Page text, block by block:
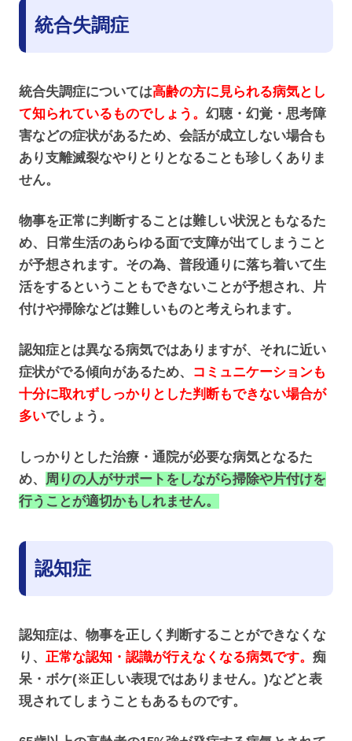
統合失調症
統合失調症については高齢の方に見られる病気とし
て知られているものでしょう。 幻聴・幻覚・思考障
害などの症状があるため、会話が成立しない場合も
あり支離滅裂なやりとりとなることも珍しくありま
せん。
物事を正常に判断することは難しい状況ともなるた
め、日常生活のあらゆる面で支障が出てしまうこと
が予想されます。その為、普段通りに落ち着いて生
活をするということもできないことが予想され、片
付けや掃除などは難しいものと考えられます。
認知症とは異なる病気ではありますが、それに近い
症状がでる傾向があるため、
コミュニケーションも
十分に取れずしっかりとした判断もできない場合が
多いでしょう。
しっかりとした治療・通院が必要な病気となるた
め、
周りの人がサポートをしながら掃除や片付けを
行うことが適切かもしれません。
認知症
認知症は、物事を正しく判断することができなくな
り、 正常な認知・認識が行えなくなる病気です。 痴
呆・ボケ(※正しい表現ではありません。)などと表
現されてしまうこともあるものです。